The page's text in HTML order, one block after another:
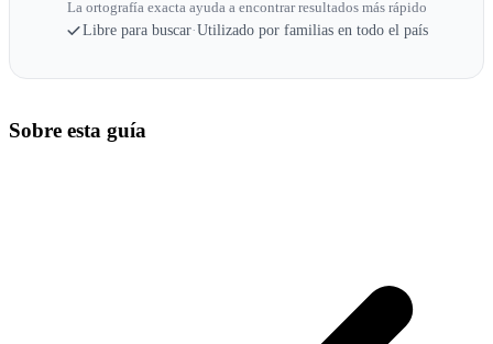
La ortografía exacta ayuda a encontrar resultados más rápido
Libre para buscar·Utilizado por familias en todo el país
Sobre esta guía